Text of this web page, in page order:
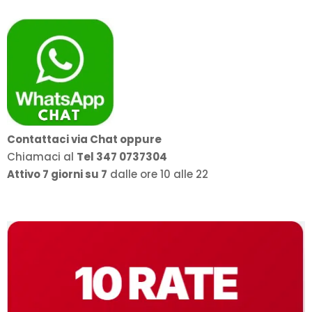
Contattaci via Chat oppure
Chiamaci al Tel 347 0737304
Attivo 7 giorni su 7 dalle ore 10 alle 22